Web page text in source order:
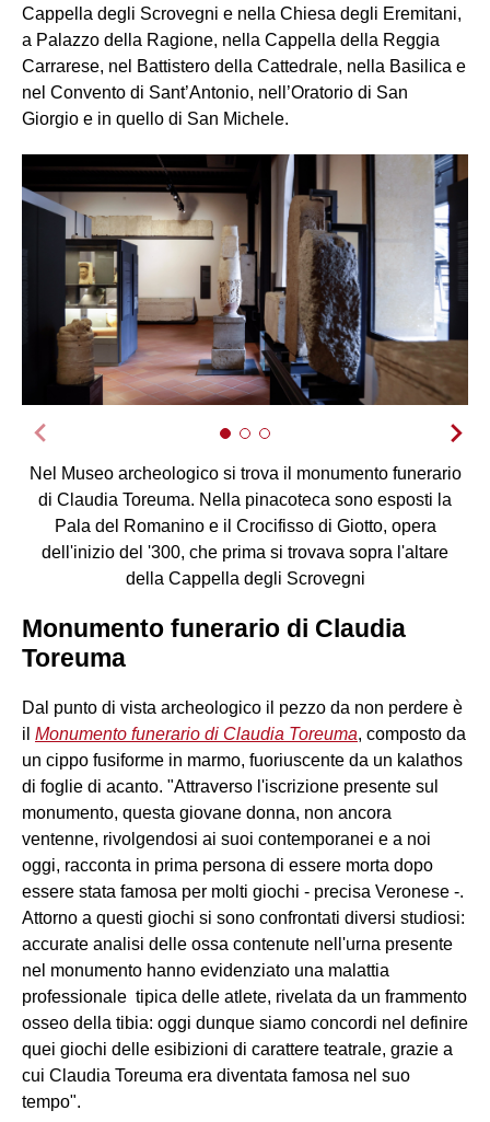
Cappella degli Scrovegni e nella Chiesa degli Eremitani,
a Palazzo della Ragione, nella Cappella della Reggia
Carrarese, nel Battistero della Cattedrale, nella Basilica e
nel Convento di Sant’Antonio, nell’Oratorio di San
Giorgio e in quello di San Michele.
Nel Museo archeologico si trova il monumento funerario
di Claudia Toreuma. Nella pinacoteca sono esposti la
Pala del Romanino e il Crocifisso di Giotto, opera
dell'inizio del '300, che prima si trovava sopra l'altare
della Cappella degli Scrovegni
Monumento funerario di Claudia
Toreuma
Dal punto di vista archeologico il pezzo da non perdere è
il Monumento funerario di Claudia Toreuma, composto da
un cippo fusiforme in marmo, fuoriuscente da un kalathos
di foglie di acanto. "Attraverso l'iscrizione presente sul
monumento, questa giovane donna, non ancora
ventenne, rivolgendosi ai suoi contemporanei e a noi
oggi, racconta in prima persona di essere morta dopo
essere stata famosa per molti giochi - precisa Veronese -.
Attorno a questi giochi si sono confrontati diversi studiosi:
accurate analisi delle ossa contenute nell'urna presente
nel monumento hanno evidenziato una malattia
professionale tipica delle atlete, rivelata da un frammento
osseo della tibia: oggi dunque siamo concordi nel definire
quei giochi delle esibizioni di carattere teatrale, grazie a
cui Claudia Toreuma era diventata famosa nel suo
tempo".